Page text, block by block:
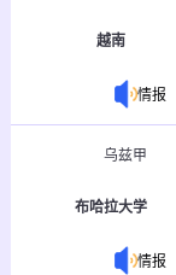
越南
情报
乌兹甲
布哈拉大学
情报